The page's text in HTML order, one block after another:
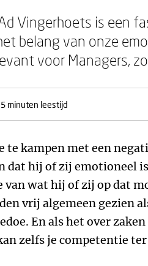
Vingerhoets is een
belang van onze
voor Managers,
minuten leestijd
te kampen met een
dat hij of zij emotioneel
wat hij of zij op dat
vrij algemeen gezien
En als het over zaken
zelfs je competentie ter